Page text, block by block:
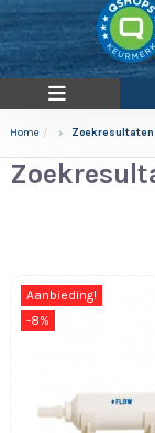
Home Zoekresultaten
Aanbieding!
-8%